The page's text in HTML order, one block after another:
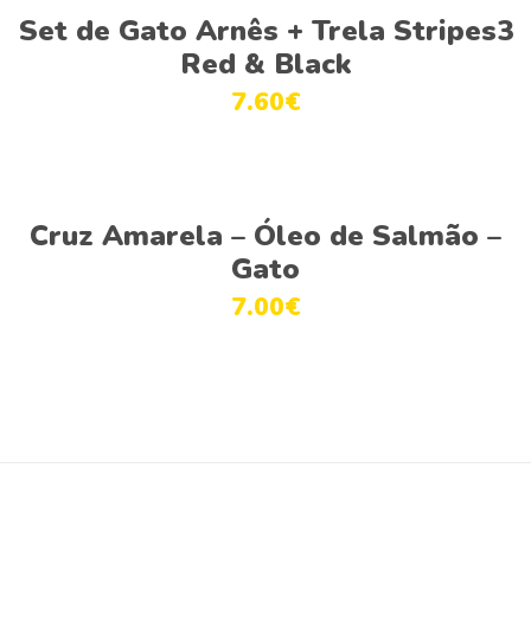
Ver opções
Set de Gato Arnês + Trela Stripes3
Red & Black
7.60€
Ver opções
Cruz Amarela – Óleo de Salmão –
Gato
7.00€